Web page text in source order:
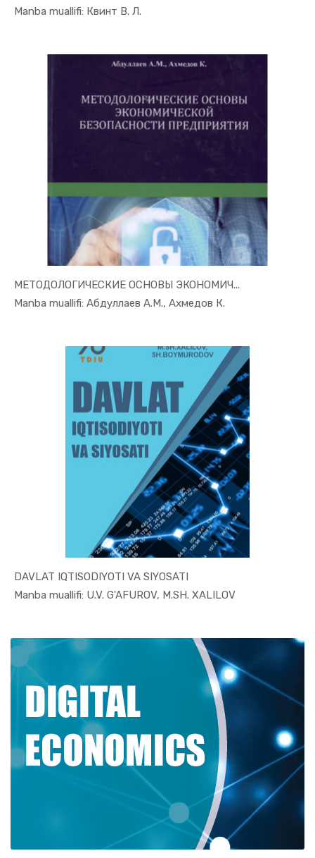
Manba muallifi: Квинт В. Л.In Iqtisod...
МЕТОДОЛОГИЧЕСКИЕ ОСНОВЫ ЭКОНОМИЧ...
Manba muallifi: Абдуллаев А.М., Ахмедов К.
In Iqtisod...
DAVLAT IQTISODIYOTI VA SIYOSATI
Manba muallifi: U.V. G'AFUROV, M.SH. XALILOV
In Iqtisod...